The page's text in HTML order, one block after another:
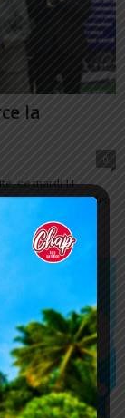
la
0
ce mardi 14
la convention-cadre